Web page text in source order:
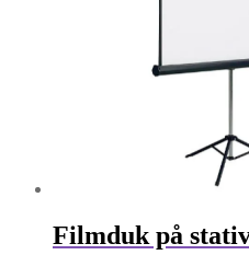
Filmduk på